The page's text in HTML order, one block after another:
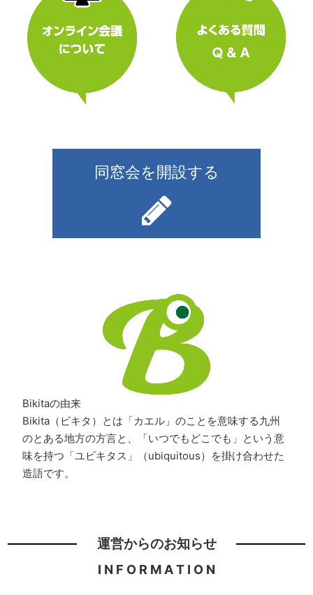
同窓会を開設する
Bikitaの由来
Bikita（ビキタ）とは「カエル」のことを意味する九州
のとある地方の方言と、「いつでもどこでも」という意
味を持つ「ユビキタス」（ubiquitous）を掛け合わせた
造語です。
運営からのお知らせ
I N F O R M A T I O N